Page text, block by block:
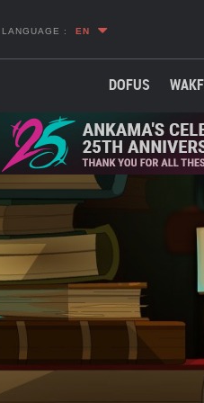
LANGUAGE : EN
DOFUS